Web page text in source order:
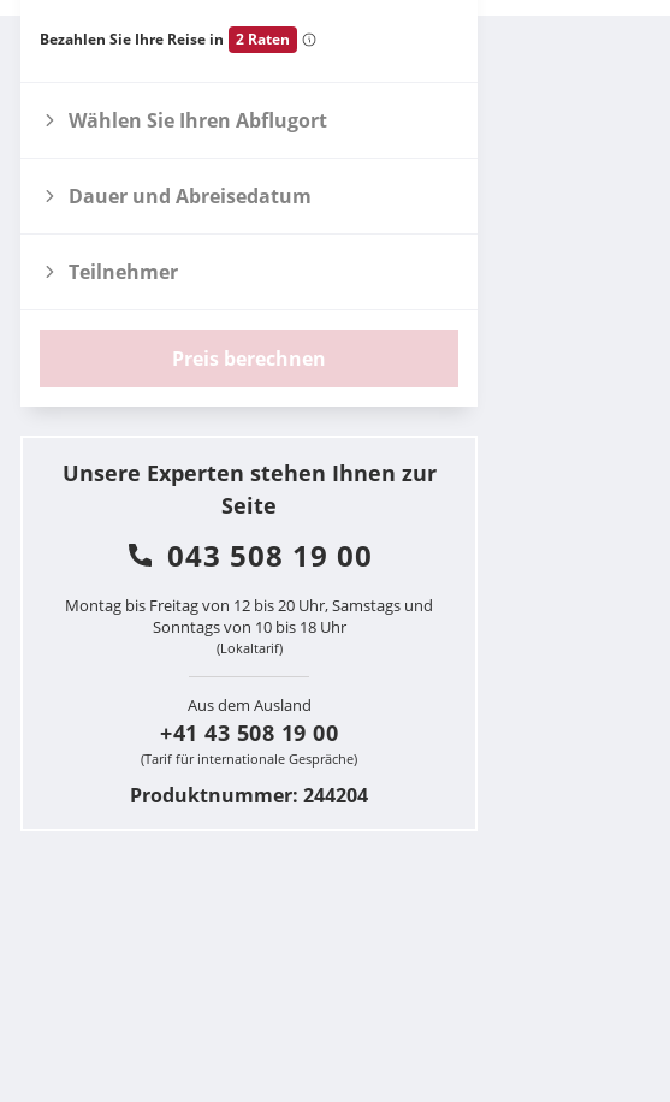
Bezahlen Sie Ihre Reise in 2 Raten
Wählen Sie Ihren Abflugort
Dauer und Abreisedatum
Teilnehmer
Preis berechnen
Unsere Experten stehen Ihnen zur
Seite
043 508 19 00
Montag bis Freitag von 12 bis 20 Uhr, Samstags und
Sonntags von 10 bis 18 Uhr
(Lokaltarif)
Aus dem Ausland
+41 43 508 19 00
(Tarif für internationale Gespräche)
Produktnummer: 244204